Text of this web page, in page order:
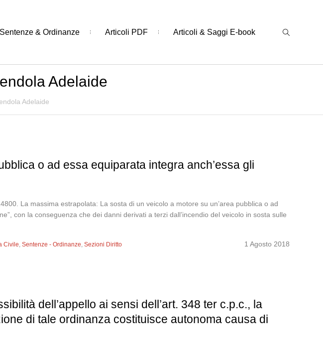
Sentenze & Ordinanze Articoli PDF Articoli & Saggi E-book
Adelaide
Adelaide
o ad essa equiparata integra anch’essa gli
La massima estrapolata: La sosta di un veicolo a motore su un’area pubblica o ad
con la conseguenza che dei danni derivati a terzi dall’incendio del veicolo in sosta sulle
1 Agosto 2018
Civile,Sentenze - Ordinanze,Sezioni Diritto
dell’appello ai sensi dell’art. 348 ter c.p.c., la
di tale ordinanza costituisce autonoma causa di